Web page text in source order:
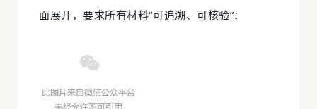
面展开，要求所有材料“可追溯、可核验”：